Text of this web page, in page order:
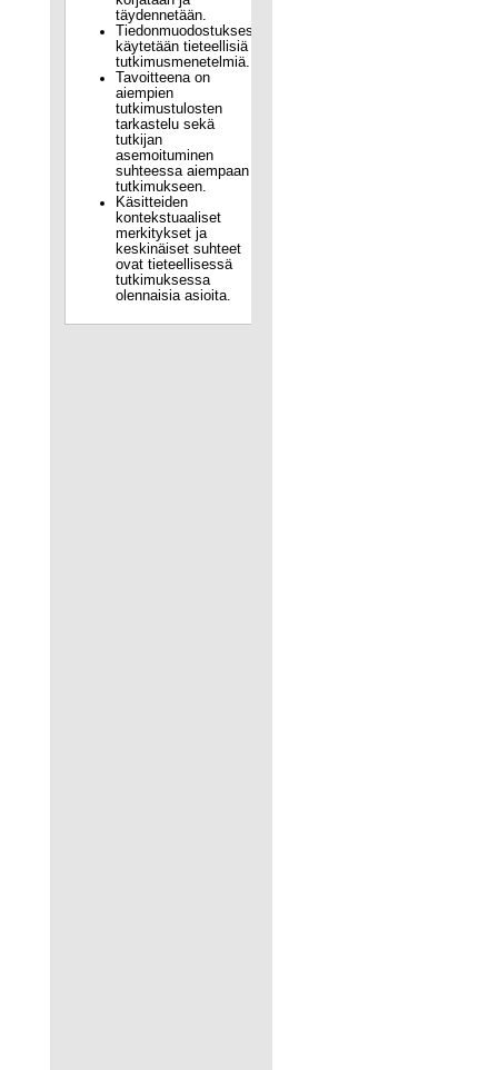
täydennetään.
Tiedonmuodostuksessa
käytetään tieteellisiä
tutkimusmenetelmiä.
Tavoitteena on
aiempien
tutkimustulosten
tarkastelu sekä
tutkijan
asemoituminen
suhteessa aiempaan
tutkimukseen.
Käsitteiden
kontekstuaaliset
merkitykset ja
keskinäiset suhteet
ovat tieteellisessä
tutkimuksessa
olennaisia asioita.